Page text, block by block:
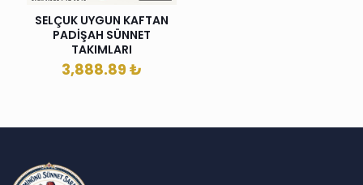
SELÇUK UYGUN KAFTAN
PADİŞAH SÜNNET
TAKIMLARI
3,888.89 ₺